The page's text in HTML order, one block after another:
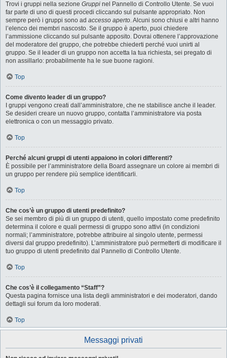
Trovi i gruppi nella sezione Gruppi nel Pannello di Controllo Utente. Se vuoi
far parte di uno di questi procedi cliccando sul pulsante appropriato. Non
sempre però i gruppi sono ad accesso aperto. Alcuni sono chiusi e altri hanno
l’elenco dei membri nascosto. Se il gruppo è aperto, puoi chiedere
l’ammissione cliccando sul pulsante apposito. Dovrai ottenere l’approvazione
del moderatore del gruppo, che potrebbe chiederti perché vuoi unirti al
gruppo. Se il leader di un gruppo non accetta la tua richiesta, sei pregato di
non assillarlo: probabilmente ha le sue buone ragioni.
Top
Come divento leader di un gruppo?
I gruppi vengono creati dall’amministratore, che ne stabilisce anche il leader.
Se desideri creare un nuovo gruppo, contatta l’amministratore via posta
elettronica o con un messaggio privato.
Top
Perché alcuni gruppi di utenti appaiono in colori differenti?
È possibile per l’amministratore della Board assegnare un colore ai membri di
un gruppo per rendere più semplice identificarli.
Top
Che cos’è un gruppo di utenti predefinito?
Se sei membro di più di un gruppo di utenti, quello impostato come predefinito
determina il colore e quali permessi di gruppo sono attivi (in condizioni
normali; l’amministratore, potrebbe attribuire al singolo utente, permessi
diversi dal gruppo predefinito). L’amministratore può permetterti di modificare il
tuo gruppo di utenti predefinito dal Pannello di Controllo Utente.
Top
Che cos’è il collegamento “Staff”?
Questa pagina fornisce una lista degli amministratori e dei moderatori, dando
dettagli sui forum da loro moderati.
Top
Messaggi privati